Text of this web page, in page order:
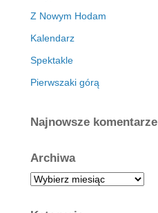
Z Nowym Hodam
Kalendarz
Spektakle
Pierwszaki górą
Najnowsze komentarze
Archiwa
A